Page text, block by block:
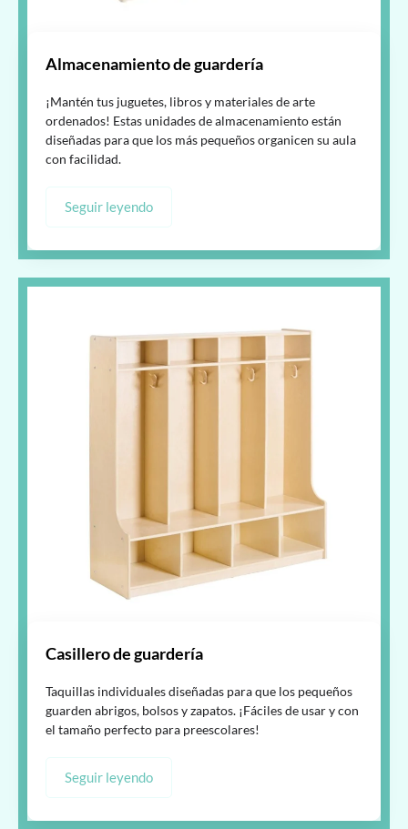
Almacenamiento de guardería
¡Mantén tus juguetes, libros y materiales de arte
ordenados! Estas unidades de almacenamiento están
diseñadas para que los más pequeños organicen su aula
con facilidad.
Seguir leyendo
Casillero de guardería
Taquillas individuales diseñadas para que los pequeños
guarden abrigos, bolsos y zapatos. ¡Fáciles de usar y con
el tamaño perfecto para preescolares!
Seguir leyendo